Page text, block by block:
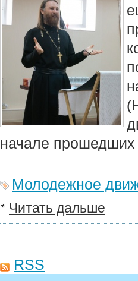
начале прошедших
Молодежное
Читать дальше
RSS